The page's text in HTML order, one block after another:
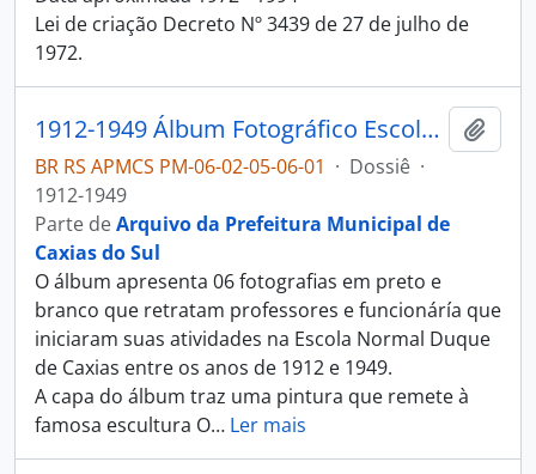
Lei de criação Decreto Nº 3439 de 27 de julho de
1972.
1912-1949 Álbum Fotográfico Escola Normal Duque de Caxias
BR RS APMCS PM-06-02-05-06-01 · Dossiê ·
1912-1949
Parte deArquivo da Prefeitura Municipal de
Caxias do Sul
O álbum apresenta 06 fotografias em preto e
branco que retratam professores e funcionáría que
iniciaram suas atividades na Escola Normal Duque
de Caxias entre os anos de 1912 e 1949.
A capa do álbum traz uma pintura que remete à
famosa escultura O… Ler mais